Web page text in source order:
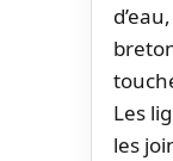
Les
les